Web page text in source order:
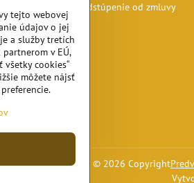
Formulár na odstúpenie od zmluvy
© 2026 Copyright
tejto webovej
údajov o jej
a služby tretích
v EÚ,
cookies“
môžete nájsť